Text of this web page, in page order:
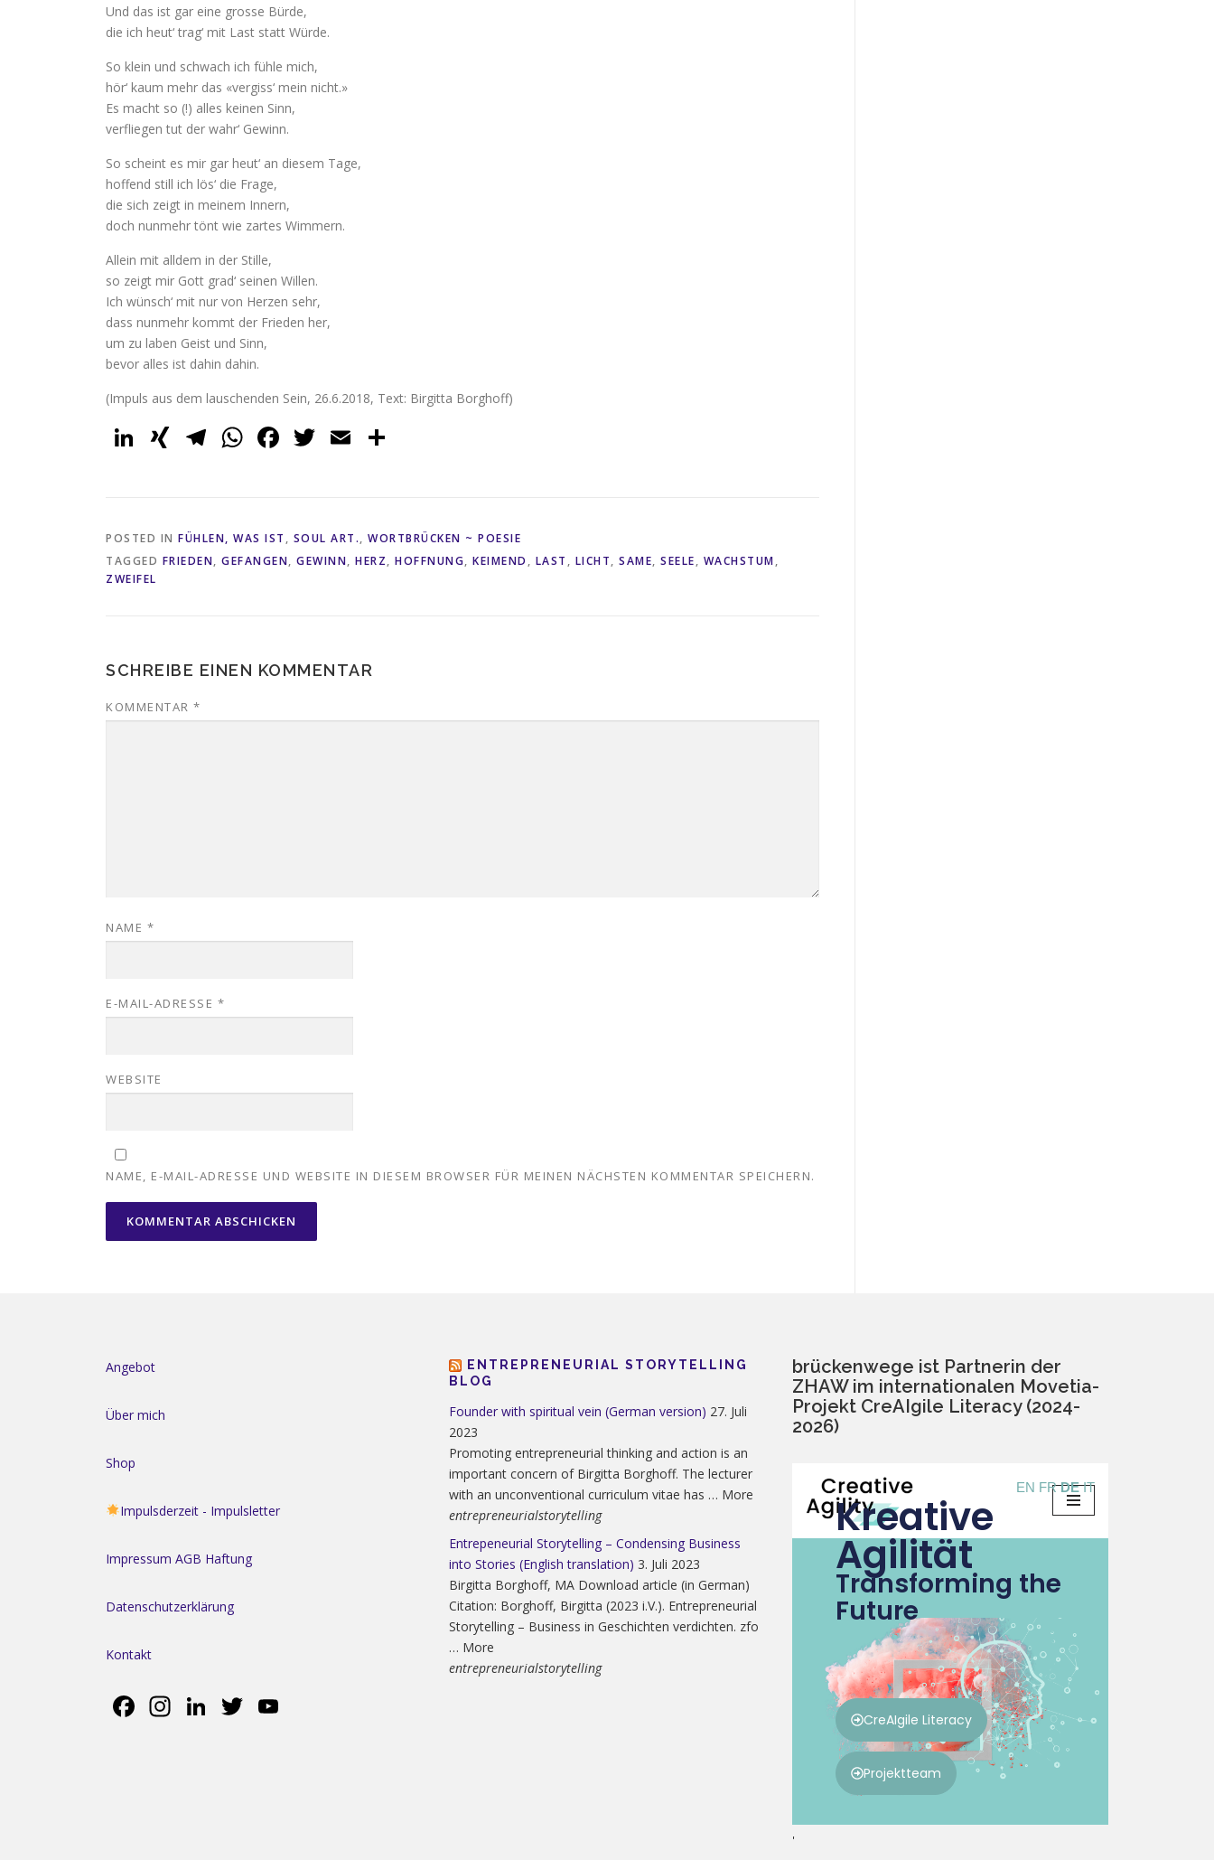
Und das ist gar eine grosse Bürde,
die ich heut‘ trag‘ mit Last statt Würde.
So klein und schwach ich fühle mich,
hör‘ kaum mehr das «vergiss‘ mein nicht.»
Es macht so (!) alles keinen Sinn,
verfliegen tut der wahr‘ Gewinn.
So scheint es mir gar heut‘ an diesem Tage,
hoffend still ich lös‘ die Frage,
die sich zeigt in meinem Innern,
doch nunmehr tönt wie zartes Wimmern.
Allein mit alldem in der Stille,
so zeigt mir Gott grad‘ seinen Willen.
Ich wünsch‘ mit nur von Herzen sehr,
dass nunmehr kommt der Frieden her,
um zu laben Geist und Sinn,
bevor alles ist dahin dahin.
(Impuls aus dem lauschenden Sein, 26.6.2018, Text: Birgitta Borghoff)
LinkedIn
XINGTelegram
WhatsApp
Facebook
Twitter
Email
POSTED IN FÜHLEN, WAS IST , SOUL ART., WORTBRÜCKEN ~ POESIE
TAGGED FRIEDEN, GEFANGEN, GEWINN, HERZ, HOFFNUNG, KEIMEND , LAST , LICHT, SAME, SEELE, WACHSTUM,
ZWEIFEL
SCHREIBE EINEN KOMMENTAR
KOMMENTAR *
NAME *
E-MAIL-ADRESSE *
WEBSITE
NAME, E-MAIL-ADRESSE UND WEBSITE IN DIESEM BROWSER FÜR MEINEN NÄCHSTEN KOMMENTAR SPEICHERN.
Angebot
Über mich
Shop
Impulsderzeit - Impulsletter
Impressum AGB Haftung
Datenschutzerklärung
Kontakt
Facebook
Instagram
LinkedIn
Twitter
ENTREPRENEURIAL STORYTELLING
BLOG
Founder with spiritual vein (German version) 27. Juli
2023
Promoting entrepreneurial thinking and action is an
important concern of Birgitta Borghoff. The lecturer
with an unconventional curriculum vitae has … More
entrepreneurialstorytelling
Entrepeneurial Storytelling – Condensing Business
into Stories (English translation) 3. Juli 2023
Birgitta Borghoff, MA Download article (in German)
Citation: Borghoff, Birgitta (2023 i.V.). Entrepreneurial
Storytelling – Business in Geschichten verdichten. zfo
… More
entrepreneurialstorytelling
brückenwege ist Partnerin der
ZHAW im internationalen Movetia-
Projekt CreAIgile Literacy (2024-
2026)
'